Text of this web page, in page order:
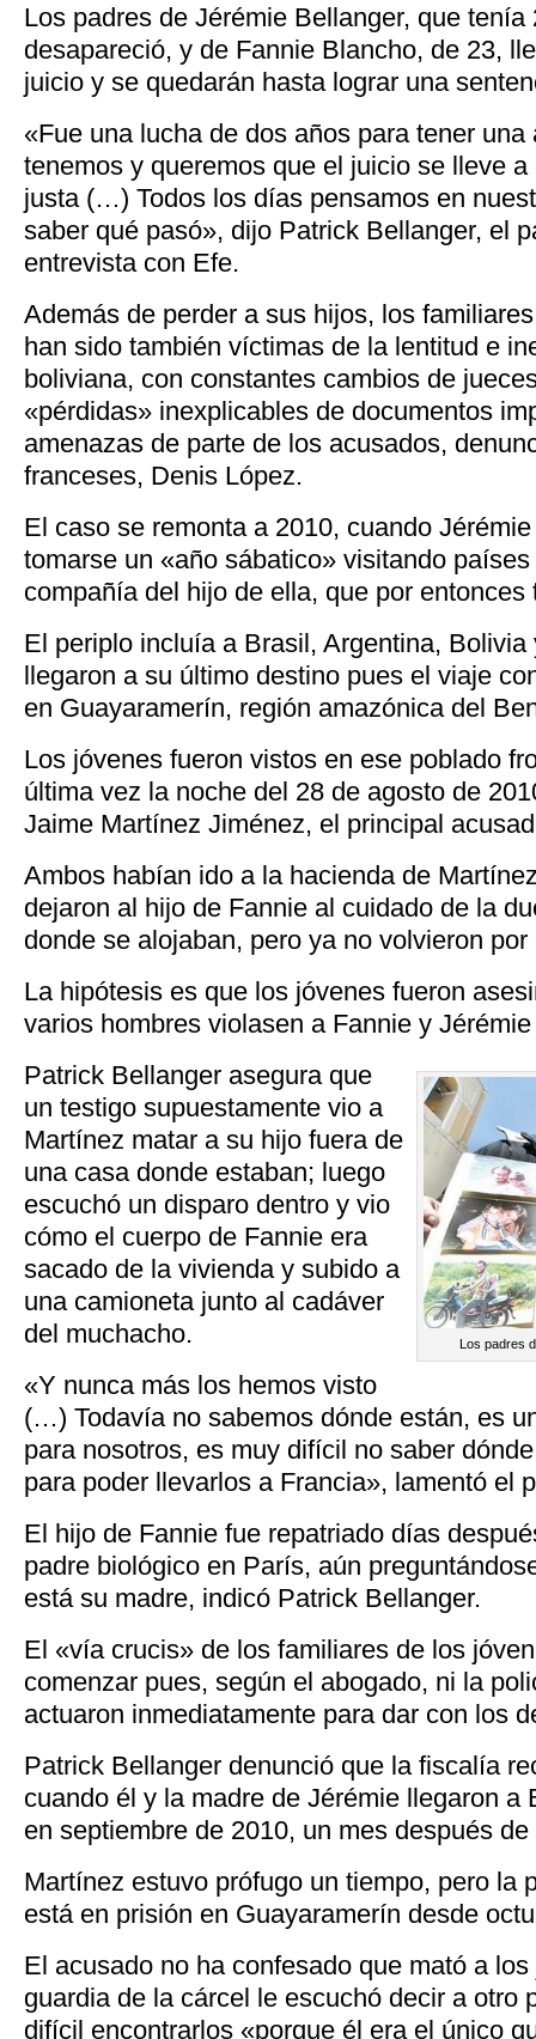
Los padres de Jérémie Bellanger, que tenía
desapareció, y de Fannie Blancho, de 23,
juicio y se quedarán hasta lograr una
«Fue una lucha de dos años para tener
tenemos y queremos que el juicio se lleve
justa (…) Todos los días pensamos en
saber qué pasó», dijo Patrick Bellanger, el
entrevista con Efe.
Además de perder a sus hijos, los
han sido también víctimas de la lentitud e
boliviana, con constantes cambios de
«pérdidas» inexplicables de documentos
amenazas de parte de los acusados,
franceses, Denis López.
El caso se remonta a 2010, cuando
tomarse un «año sábatico» visitando
compañía del hijo de ella, que por entonces
El periplo incluía a Brasil, Argentina, Bolivia
llegaron a su último destino pues el viaje
en Guayaramerín, región amazónica del
Los jóvenes fueron vistos en ese poblado
última vez la noche del 28 de agosto de
Jaime Martínez Jiménez, el principal
Ambos habían ido a la hacienda de
dejaron al hijo de Fannie al cuidado de la
donde se alojaban, pero ya no volvieron por
La hipótesis es que los jóvenes fueron
varios hombres violasen a Fannie y
Los padres
Patrick Bellanger asegura que
un testigo supuestamente vio a
Martínez matar a su hijo fuera de
una casa donde estaban; luego
escuchó un disparo dentro y vio
cómo el cuerpo de Fannie era
sacado de la vivienda y subido a
una camioneta junto al cadáver
del muchacho.
«Y nunca más los hemos visto
(…) Todavía no sabemos dónde están, es
para nosotros, es muy difícil no saber
para poder llevarlos a Francia», lamentó el
El hijo de Fannie fue repatriado días
padre biológico en París, aún
está su madre, indicó Patrick Bellanger.
El «vía crucis» de los familiares de los
comenzar pues, según el abogado, ni la
actuaron inmediatamente para dar con los
Patrick Bellanger denunció que la fiscalía
cuando él y la madre de Jérémie llegaron a
en septiembre de 2010, un mes después
Martínez estuvo prófugo un tiempo, pero la
está en prisión en Guayaramerín desde
El acusado no ha confesado que mató a
guardia de la cárcel le escuchó decir a otro
difícil encontrarlos «porque él era el único